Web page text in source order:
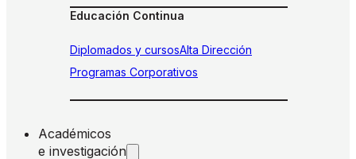
Educación Continua
Diplomados y cursosAlta Dirección
Programas Corporativos
Académicos
e investigación